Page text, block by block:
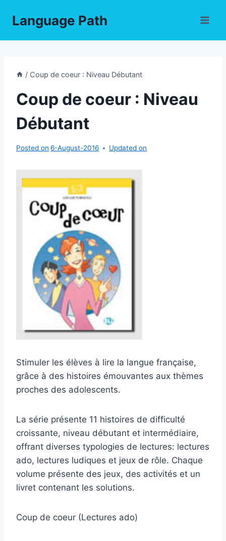
Language Path
/ Coup de coeur : Niveau Débutant
Coup de coeur : Niveau
Débutant
Posted on 6-August-2016 Updated on
Stimuler les élèves à lire la langue française,
grâce à des histoires émouvantes aux thèmes
proches des adolescents.
La série présente 11 histoires de difficulté
croissante, niveau débutant et intermédiaire,
offrant diverses typologies de lectures: lectures
ado, lectures ludiques et jeux de rôle. Chaque
volume présente des jeux, des activités et un
livret contenant les solutions.
Coup de coeur (Lectures ado)